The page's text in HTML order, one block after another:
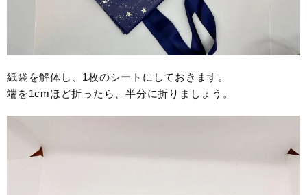
紙袋を解体し、1枚のシートにしておきます。
端を1cmほど折ったら、半分に折りましょう。